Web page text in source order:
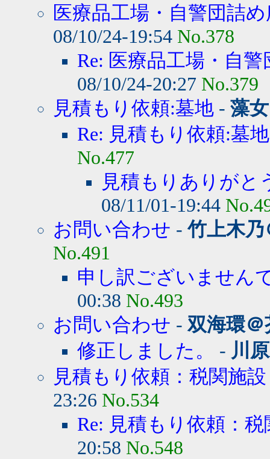
医療品工場・自警団詰
08/10/24-19:54 No.378
Re: 医療品工場・自
08/10/24-20:27 No.379
見積もり依頼:墓地 - 藻
Re: 見積もり依頼:墓地
No.477
見積もりありがと
08/11/01-19:44
お問い合わせ -竹上木
No.491
申し訳ございません
00:38 No.493
お問い合わせ -双海環
修正しました。
- 川
見積もり依頼：税関施設
23:26 No.534
Re: 見積もり依頼：税
20:58 No.548